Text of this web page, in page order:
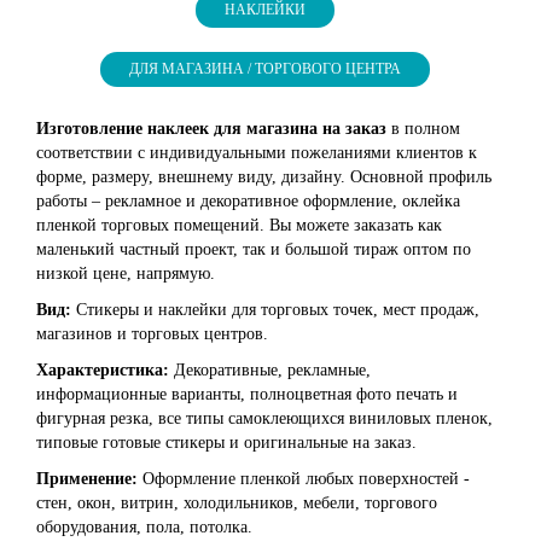
НАКЛЕЙКИ
ДЛЯ МАГАЗИНА / ТОРГОВОГО ЦЕНТРА
Изготовление наклеек для магазина на заказ в полном
соответствии с индивидуальными пожеланиями клиентов к
форме, размеру, внешнему виду, дизайну. Основной профиль
работы – рекламное и декоративное оформление, оклейка
пленкой торговых помещений. Вы можете заказать как
маленький частный проект, так и большой тираж оптом по
низкой цене, напрямую.
Вид: Стикеры и наклейки для торговых точек, мест продаж,
магазинов и торговых центров.
Характеристика: Декоративные, рекламные,
информационные варианты, полноцветная фото печать и
фигурная резка, все типы самоклеющихся виниловых пленок,
типовые готовые стикеры и оригинальные на заказ.
Применение: Оформление пленкой любых поверхностей -
стен, окон, витрин, холодильников, мебели, торгового
оборудования, пола, потолка.